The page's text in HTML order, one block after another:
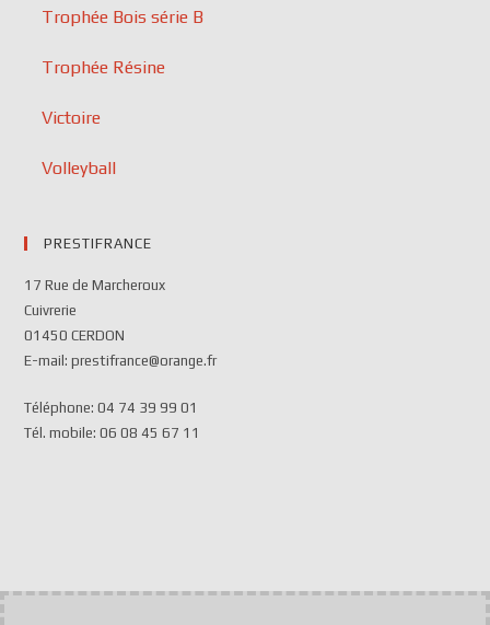
Trophée Bois série B
Trophée Résine
Victoire
Volleyball
PRESTIFRANCE
17 Rue de Marcheroux
Cuivrerie
01450 CERDON
E-mail: prestifrance@orange.fr
Téléphone: 04 74 39 99 01
Tél. mobile: 06 08 45 67 11